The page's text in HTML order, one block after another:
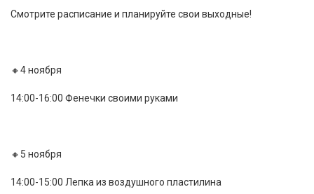
Смотрите расписание и планируйте свои выходные!
🔸4 ноября
14:00-16:00 Фенечки своими руками
🔸5 ноября
14:00-15:00 Лепка из воздушного пластилина